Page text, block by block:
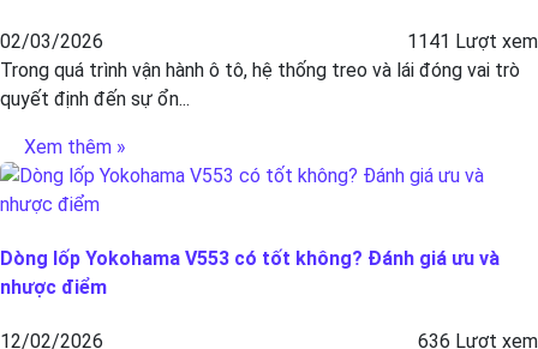
02/03/2026
1141 Lượt xem
Trong quá trình vận hành ô tô, hệ thống treo và lái đóng vai trò
quyết định đến sự ổn...
Xem thêm »
Dòng lốp Yokohama V553 có tốt không? Đánh giá ưu và
nhược điểm
12/02/2026
636 Lượt xem